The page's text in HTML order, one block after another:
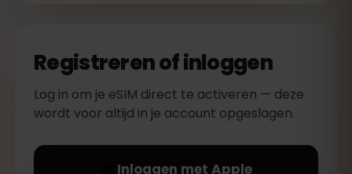
Registreren of inloggen
Log in om je eSIM direct te activeren — deze
wordt voor altijd in je account opgeslagen.
Inloggen met Apple